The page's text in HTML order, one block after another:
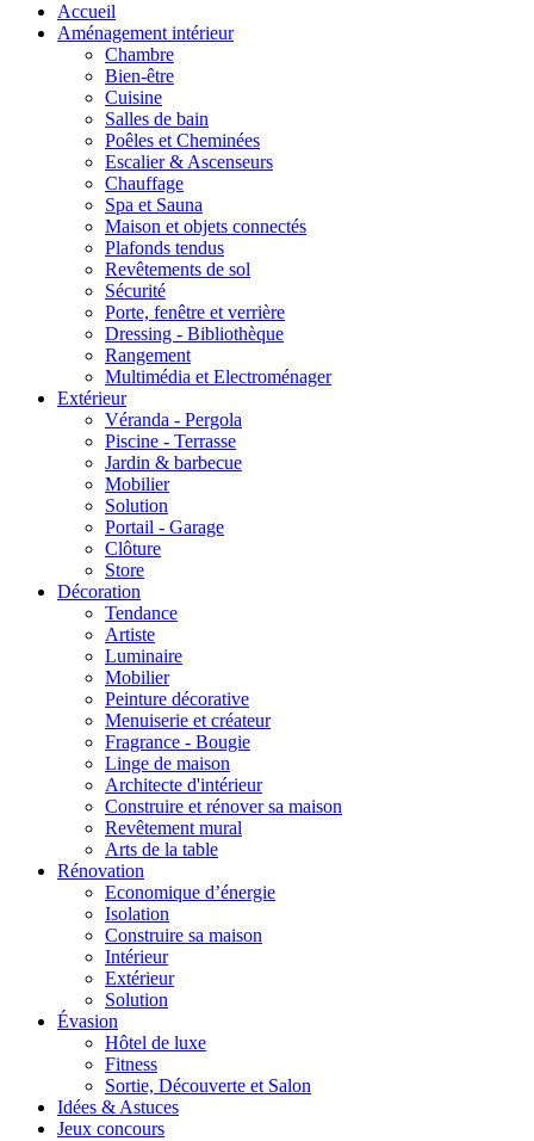
Accueil
Aménagement intérieur
Chambre
Bien-être
Cuisine
Salles de bain
Poêles et Cheminées
Escalier & Ascenseurs
Chauffage
Spa et Sauna
Maison et objets connectés
Plafonds tendus
Revêtements de sol
Sécurité
Porte, fenêtre et verrière
Dressing - Bibliothèque
Rangement
Multimédia et Electroménager
Extérieur
Véranda - Pergola
Piscine - Terrasse
Jardin & barbecue
Mobilier
Solution
Portail - Garage
Clôture
Store
Décoration
Tendance
Artiste
Luminaire
Mobilier
Peinture décorative
Menuiserie et créateur
Fragrance - Bougie
Linge de maison
Architecte d'intérieur
Construire et rénover sa maison
Revêtement mural
Arts de la table
Rénovation
Economique d’énergie
Isolation
Construire sa maison
Intérieur
Extérieur
Solution
Évasion
Hôtel de luxe
Fitness
Sortie, Découverte et Salon
Idées & Astuces
Jeux concours